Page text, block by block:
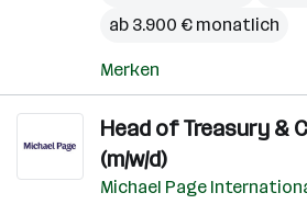
ab 3.900 € monatlich
Merken
Head of Treasury &
(m/w/d)
Michael Page